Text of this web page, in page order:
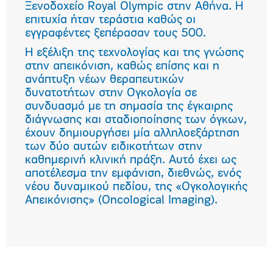
Ξενοδοχείο Royal Olympic στην Αθήνα. Η
επιτυχία ήταν τεράστια καθώς οι
εγγραφέντες ξεπέρασαν τους 500.
Η εξέλιξη της τεχνολογίας και της γνώσης
στην απεικόνιση, καθώς επίσης και η
ανάπτυξη νέων θεραπευτικών
δυνατοτήτων στην Ογκολογία σε
συνδυασμό με τη σημασία της έγκαιρης
διάγνωσης και σταδιοποίησης των όγκων,
έχουν δημιουργήσει μία αλληλοεξάρτηση
των δύο αυτών ειδικοτήτων στην
καθημερινή κλινική πράξη. Αυτό έχει ως
αποτέλεσμα την εμφάνιση, διεθνώς, ενός
νέου δυναμικού πεδίου, της «Ογκολογικής
Απεικόνισης» (Oncological Imaging).